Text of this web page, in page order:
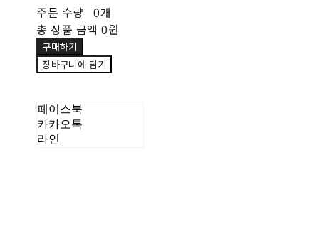
주문 수량 0개
총 상품 금액 0원
구매하기
장바구니에 담기
페이스북
카카오톡
라인